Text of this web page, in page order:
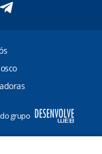
do grupo